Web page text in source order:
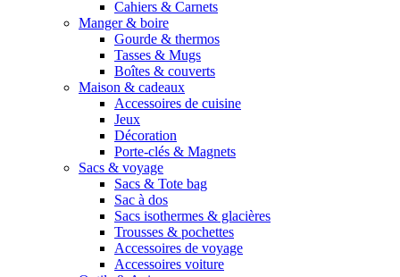
Cahiers & Carnets
Manger & boire
Gourde & thermos
Tasses & Mugs
Boîtes & couverts
Maison & cadeaux
Accessoires de cuisine
Jeux
Décoration
Porte-clés & Magnets
Sacs & voyage
Sacs & Tote bag
Sac à dos
Sacs isothermes & glacières
Trousses & pochettes
Accessoires de voyage
Accessoires voiture